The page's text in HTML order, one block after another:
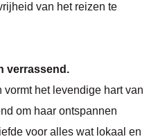
van het reizen te
verrassend.
vormt het levendige hart van
om haar ontspannen
voor alles wat lokaal en